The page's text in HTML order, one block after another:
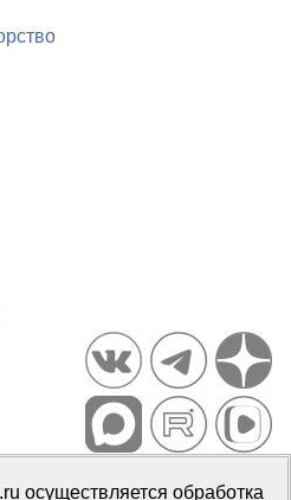
PsyJournals.ru, 2007–2026
осуществляется обработка